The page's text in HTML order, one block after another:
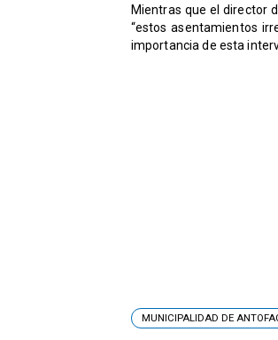
Mientras que el director
“estos asentamientos
importancia de esta
MUNICIPALIDAD DE